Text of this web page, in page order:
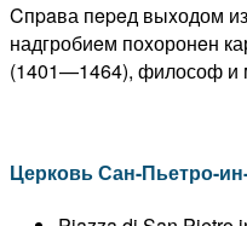
Cпpaва пepeд выxодом
надгробиeм поxоронeн
(1401—1464), философ и
Церковь Сан-Пьетро-